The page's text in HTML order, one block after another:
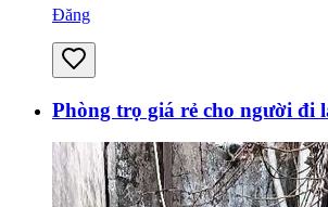
Đăng
Phòng trọ giá rẻ cho người đi